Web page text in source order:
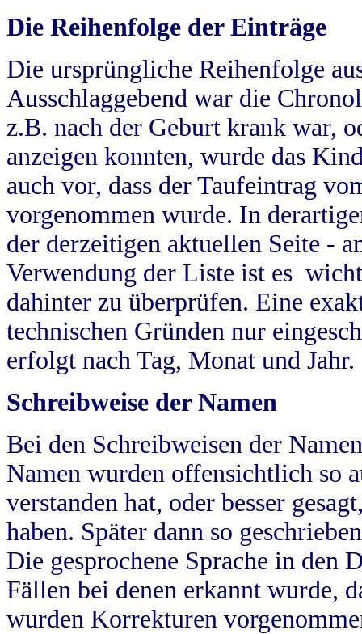
Die Reihenfolge der Einträge
Die ursprüngliche Reihenfolge
Ausschlaggebend war die
z.B. nach der Geburt krank war,
anzeigen konnten, wurde das
auch vor, dass der Taufeintrag
vorgenommen wurde. In
der derzeitigen aktuellen Seite -
Verwendung der Liste ist es
dahinter zu überprüfen. Eine
technischen Gründen nur
erfolgt nach Tag, Monat und Jahr.
Schreibweise der Namen
Bei den Schreibweisen der
Namen wurden offensichtlich so
verstanden hat, oder besser
haben. Später dann so
Die gesprochene Sprache in
Fällen bei denen erkannt wurde,
wurden Korrekturen